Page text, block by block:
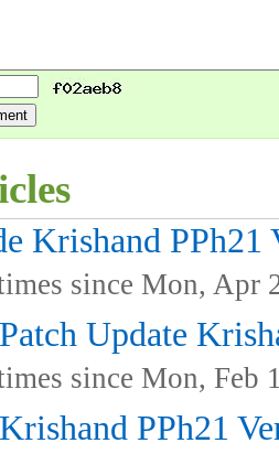
Krishand PPh21
since Mon, Apr
Update
since Mon, Feb
PPh21